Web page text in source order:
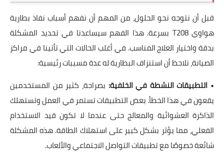
قبل أن نتوجه نحو الحلول، من المهم أن نفهم أسباب نفاذ بطارية
هواوي T208 بسرعة. هذا الفهم سيساعدنا في تحديد المشكلة
بدقة واختيار العلاج المناسب. في أغلب الحالات التي تأتينا في مراكز
الصيانة، نلاحظ أن استنزاف البطارية له عدة مسببات رئيسية:
• التطبيقات النشطة في الخلفية: بصراحة، كثير من المستخدمين
يقعون في هذا الخطأ. بعض التطبيقات تستمر في العمل وتستهلك
الذاكرة العشوائية والمعالج حتى عندما لا تكون قيد الاستخدام
الفعلي، مما يؤثر بشكل كبير على استهلاك الطاقة. هذه المشكلة
شائعة خصوصًا مع تطبيقات التواصل الاجتماعي والألعاب.